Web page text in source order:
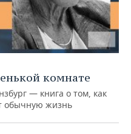
комнате
— книга о том, как
обычную жизнь